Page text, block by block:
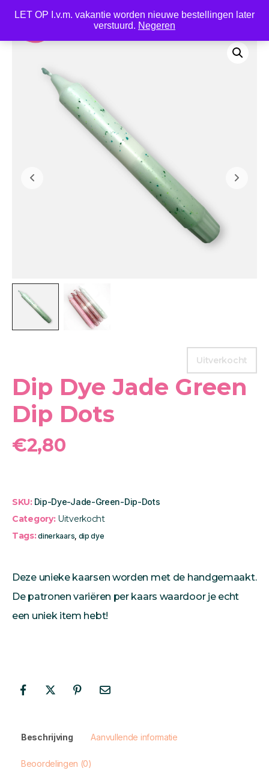
LET OP I.v.m. vakantie worden nieuwe bestellingen later
verstuurd. Negeren
Uitverkocht
Dip Dye Jade Green
Dip Dots
€2,80
SKU: Dip-Dye-Jade-Green-Dip-Dots
Category: Uitverkocht
Tags:dinerkaars, dip dye
Deze unieke kaarsen worden met de handgemaakt.
De patronen variëren per kaars waardoor je echt
een uniek item hebt!
Beschrijving Aanvullende informatie
Beoordelingen (0)